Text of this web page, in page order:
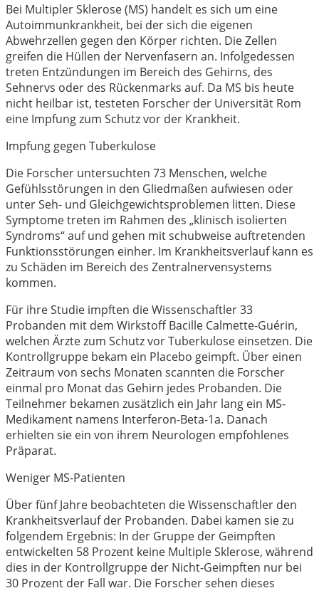
Bei Multipler Sklerose (MS) handelt es sich um eine
Autoimmunkrankheit, bei der sich die eigenen
Abwehrzellen gegen den Körper richten. Die Zellen
greifen die Hüllen der Nervenfasern an. Infolgedessen
treten Entzündungen im Bereich des Gehirns, des
Sehnervs oder des Rückenmarks auf. Da MS bis heute
nicht heilbar ist, testeten Forscher der Universität Rom
eine Impfung zum Schutz vor der Krankheit.
Impfung gegen Tuberkulose
Die Forscher untersuchten 73 Menschen, welche
Gefühlsstörungen in den Gliedmaßen aufwiesen oder
unter Seh- und Gleichgewichtsproblemen litten. Diese
Symptome treten im Rahmen des „klinisch isolierten
Syndroms“ auf und gehen mit schubweise auftretenden
Funktionsstörungen einher. Im Krankheitsverlauf kann es
zu Schäden im Bereich des Zentralnervensystems
kommen.
Für ihre Studie impften die Wissenschaftler 33
Probanden mit dem Wirkstoff Bacille Calmette-Guérin,
welchen Ärzte zum Schutz vor Tuberkulose einsetzen. Die
Kontrollgruppe bekam ein Placebo geimpft. Über einen
Zeitraum von sechs Monaten scannten die Forscher
einmal pro Monat das Gehirn jedes Probanden. Die
Teilnehmer bekamen zusätzlich ein Jahr lang ein MS-
Medikament namens Interferon-Beta-1a. Danach
erhielten sie ein von ihrem Neurologen empfohlenes
Präparat.
Weniger MS-Patienten
Über fünf Jahre beobachteten die Wissenschaftler den
Krankheitsverlauf der Probanden. Dabei kamen sie zu
folgendem Ergebnis: In der Gruppe der Geimpften
entwickelten 58 Prozent keine Multiple Sklerose, während
dies in der Kontrollgruppe der Nicht-Geimpften nur bei
30 Prozent der Fall war. Die Forscher sehen dieses